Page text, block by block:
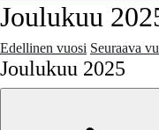
Joulukuu
Edellinen vuosi Seuraava
Joulukuu 2025